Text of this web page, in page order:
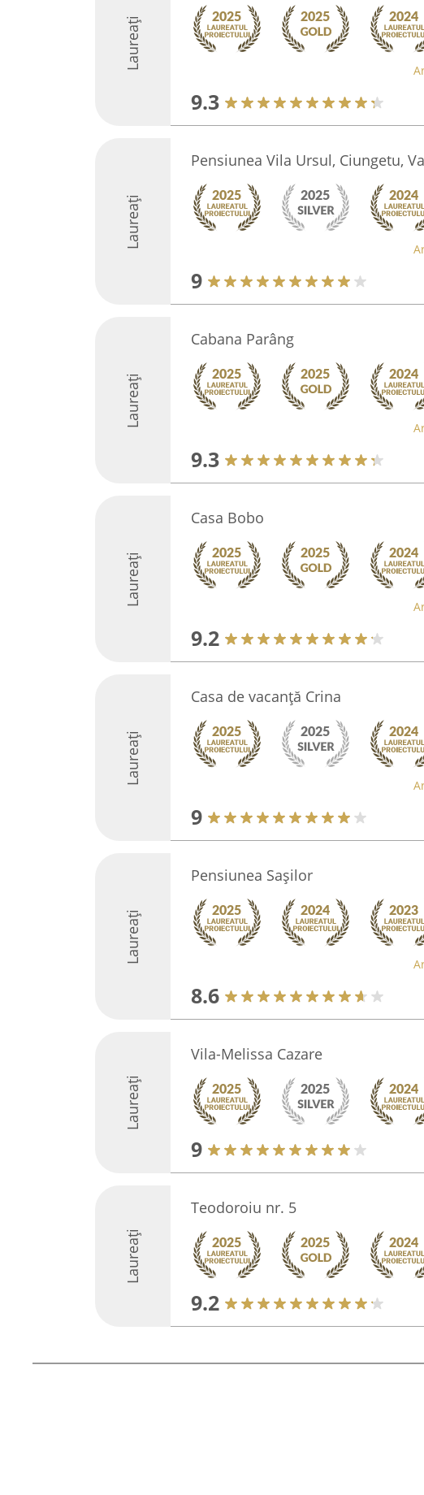
Laureați
9.3
Laureați
Pensiunea Vila Ursul, Ciungetu,
9
Laureați
Cabana Parâng
9.3
Laureați
Casa Bobo
9.2
Laureați
Casa de vacanță Crina
9
Laureați
Pensiunea Sașilor
8.6
Laureați
Vila-Melissa Cazare
9
Laureați
Teodoroiu nr. 5
9.2